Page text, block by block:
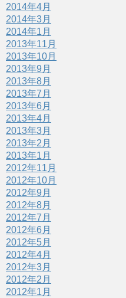
2014年4月
2014年3月
2014年1月
2013年11月
2013年10月
2013年9月
2013年8月
2013年7月
2013年6月
2013年4月
2013年3月
2013年2月
2013年1月
2012年11月
2012年10月
2012年9月
2012年8月
2012年7月
2012年6月
2012年5月
2012年4月
2012年3月
2012年2月
2012年1月